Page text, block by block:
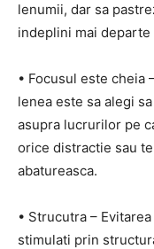
lenumii, dar sa
indeplini mai
• Focusul este cheia
lenea este sa alegi
asupra lucrurilor pe
orice distractie sau
abatureasca.
• Strucutra –
stimulati prin